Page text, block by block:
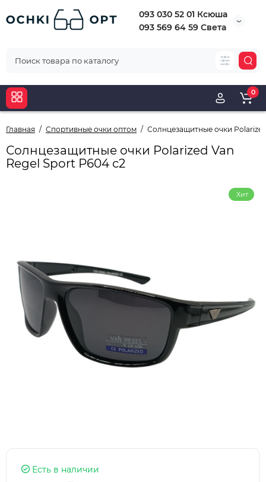
093 030 52 01 Ксюша
093 569 64 59 Света
0
Главная Спортивные очки оптом Солнцезащитные очки
Солнцезащитные очки Polarized Van
Regel Sport Р604 с2
Хит
Есть в наличии